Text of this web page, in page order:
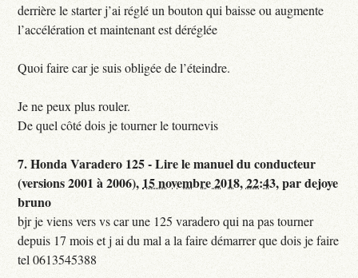
derrière le starter j’ai réglé un bouton qui baisse ou augmente
l’accélération et maintenant est déréglée
Quoi faire car je suis obligée de l’éteindre.
Je ne peux plus rouler.
De quel côté dois je tourner le tournevis
7.Honda Varadero 125 - Lire le manuel du conducteur
(versions 2001 à 2006), 15 novembre 2018, 22:43,pardejoye
bruno
bjr je viens vers vs car une 125 varadero qui na pas tourner
depuis 17 mois et j ai du mal a la faire démarrer que dois je faire
tel 0613545388